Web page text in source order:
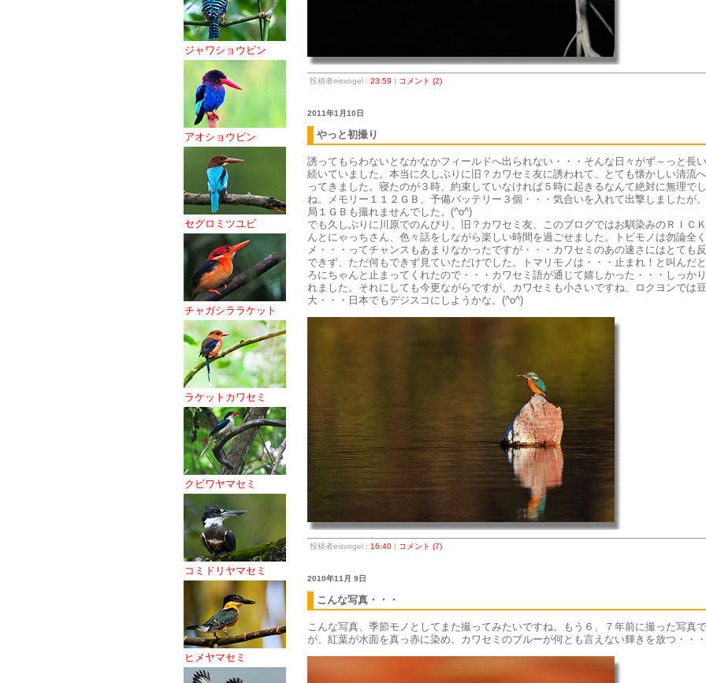
ジャワショウビン
アオショウビン
セグロミツユビ
チャガシララケット
ラケットカワセミ
クビワヤマセミ
コミドリヤマセミ
ヒメヤマセミ
投稿者eisvogel : 23:59 | コメント (2)
2011年1月10日
やっと初撮り
誘ってもらわないとなかなかフィールドへ出られない・・・そんな日々がず～っと長
続いていました。本当に久しぶりに旧？カワセミ友に誘われて、とても懐かしい清流
ってきました。寝たのが３時、約束していなければ５時に起きるなんて絶対に無理で
ね。メモリー１１２ＧＢ、予備バッテリー３個・・・気合いを入れて出撃しましたが
局１ＧＢも撮れませんでした。(^o^)
でも久しぶりに川原でのんびり、旧？カワセミ友、このブログではお馴染みのＲＩＣ
んとにゃっちさん、色々話をしながら楽しい時間を過ごせました。トビモノは勿論全
メ・・・ってチャンスもあまりなかったですが・・・カワセミのあの速さにはとても
できず、ただ何もできず見ていただけでした。トマリモノは・・・止まれ！と叫んだ
ろにちゃんと止まってくれたので・・・カワセミ語が通じて嬉しかった・・・しっか
れました。それにしても今更ながらですが、カワセミも小さいですね、ロクヨンでは
大・・・日本でもデジスコにしようかな。(^o^)
投稿者eisvogel : 16:40| コメント (7)
2010年11月 9日
こんな写真・・・
こんな写真、季節モノとしてまた撮ってみたいですね。もう６、７年前に撮った写真
が、紅葉が水面を真っ赤に染め、カワセミのブルーが何とも言えない輝きを放つ・・・